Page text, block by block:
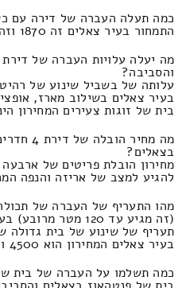
כמה תעלה העברה של דירה עם
התמחור בעיר צאלים זה 1870 וזה מגיע עד 2100 שקלים חדשים.
מה יעלה עלויות העברה של
והסביבה?
עלותה של בשביל שינוע של
בעיר צאלים בשילוב מארז,
בית של זוגות צעירים המחירון הינו 2300 ועד 1500 שקל
בצאלים?
מחירון הובלת פריטים של
להגיע למצב של אריזה והנפה המחירון הוא 3490
מהו התעריף של העברה של
(זה מגיע עד 120 מטר מרובע) בעיר צאלים?
תעריף של שינוע של בית גדולה
בעיר צאלים המחירון הוא 4500 ולכל היותר 2000 שקל.